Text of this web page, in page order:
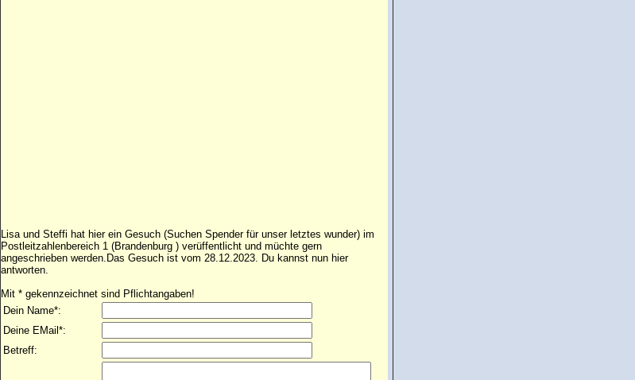
Lisa und Steffi hat hier ein Gesuch (Suchen Spender für unser letztes wunder) im
Postleitzahlenbereich 1 (Brandenburg ) verüffentlicht und müchte gern
angeschrieben werden.Das Gesuch ist vom 28.12.2023. Du kannst nun hier
antworten.
Mit * gekennzeichnet sind Pflichtangaben!
Dein Name*:
Deine EMail*:
Betreff: